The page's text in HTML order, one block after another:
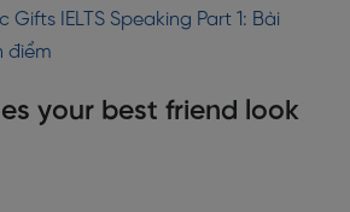
Gifts IELTS Speaking Part 1: Bài
điểm
your best friend look